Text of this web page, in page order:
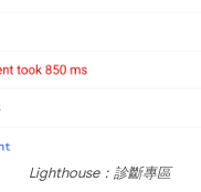
Lighthouse：診斷專區